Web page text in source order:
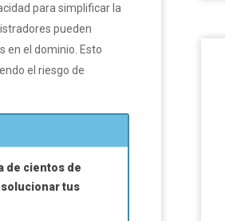
para simplificar la
pueden
en el dominio. Esto
el riesgo de
de cientos de
solucionar tus